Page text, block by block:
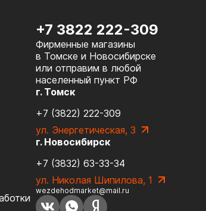
+7 3822 222-309
Фирменные магазины
в Томске и Новосибирске
или отправим в любой
населенный пункт РФ
г. Томск
+7 (3822) 222-309
ул. Энергетическая, 3
г. Новосибирск
+7 (3832) 63-33-34
ул. Николая Шипилова, 1
wezdehodmarket@mail.ru